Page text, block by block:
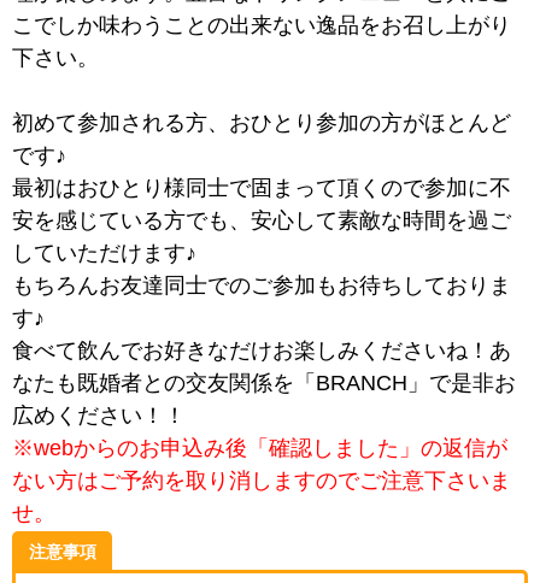
こでしか味わうことの出来ない逸品をお召し上がり
下さい。
初めて参加される方、おひとり参加の方がほとんど
です♪
最初はおひとり様同士で固まって頂くので参加に不
安を感じている方でも、安心して素敵な時間を過ご
していただけます♪
もちろんお友達同士でのご参加もお待ちしておりま
す♪
食べて飲んでお好きなだけお楽しみくださいね！あ
なたも既婚者との交友関係を「BRANCH」で是非お
広めください！！
※webからのお申込み後「確認しました」の返信が
ない方はご予約を取り消しますのでご注意下さいま
せ。
注意事項